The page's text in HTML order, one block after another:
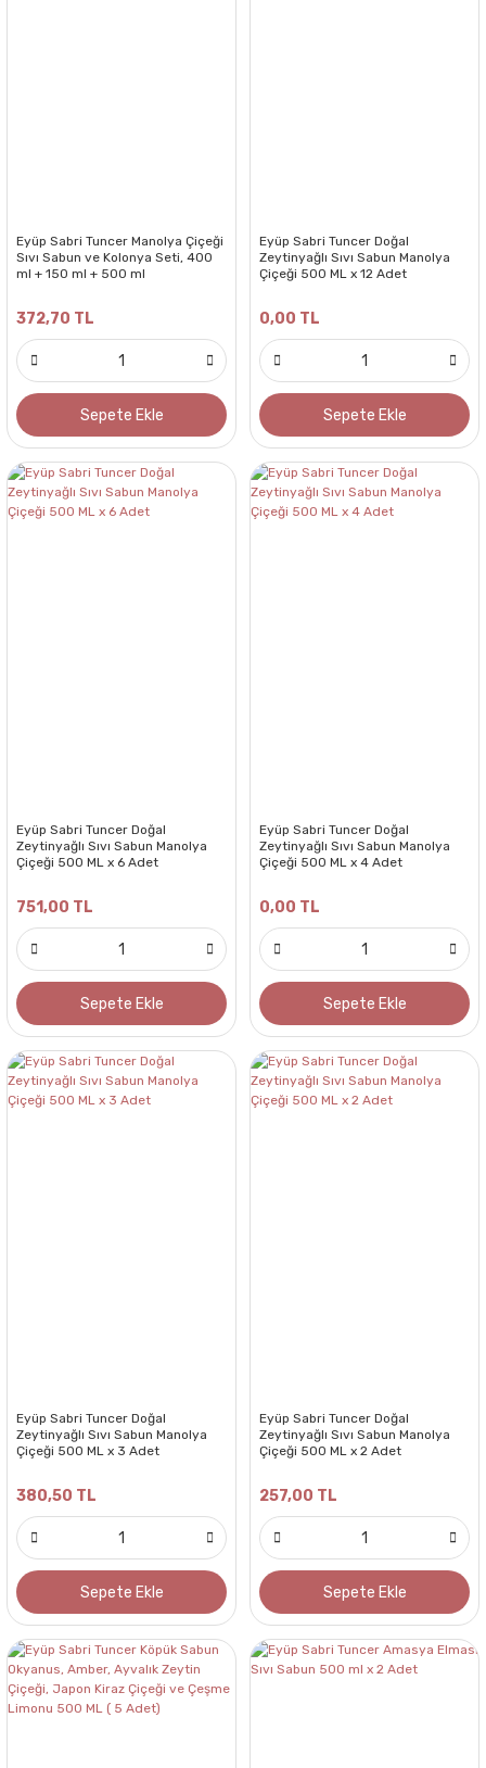
Eyüp Sabri Tuncer Manolya Çiçeği
Sıvı Sabun ve Kolonya Seti, 400
ml + 150 ml + 500 ml
372,70 TL
Sepete Ekle
Eyüp Sabri Tuncer Doğal
Zeytinyağlı Sıvı Sabun Manolya
Çiçeği 500 ML x 12 Adet
0,00 TL
Sepete Ekle
Eyüp Sabri Tuncer Doğal
Zeytinyağlı Sıvı Sabun Manolya
Çiçeği 500 ML x 6 Adet
751,00 TL
Sepete Ekle
Eyüp Sabri Tuncer Doğal
Zeytinyağlı Sıvı Sabun Manolya
Çiçeği 500 ML x 4 Adet
0,00 TL
Sepete Ekle
Eyüp Sabri Tuncer Doğal
Zeytinyağlı Sıvı Sabun Manolya
Çiçeği 500 ML x 3 Adet
380,50 TL
Sepete Ekle
Eyüp Sabri Tuncer Doğal
Zeytinyağlı Sıvı Sabun Manolya
Çiçeği 500 ML x 2 Adet
257,00 TL
Sepete Ekle